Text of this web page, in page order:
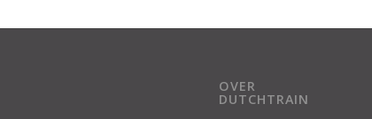
OVER
DUTCHTRAIN